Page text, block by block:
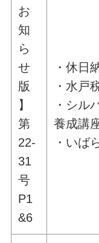
お
知
ら
せ
版
】
第
22-
31
号
P1
&6
・休日
・水戸
・シル
養成講
・いば